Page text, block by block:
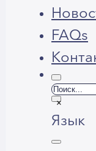
FAQs
Поиск
×
Язык